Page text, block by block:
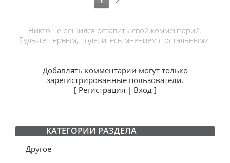
Никто не решился оставить свой комментарий.
Будь-те первым, поделитесь мнением с остальными.
Добавлять комментарии могут только
зарегистрированные пользователи.
[ Регистрация | Вход]
КАТЕГОРИИ РАЗДЕЛА
Другое